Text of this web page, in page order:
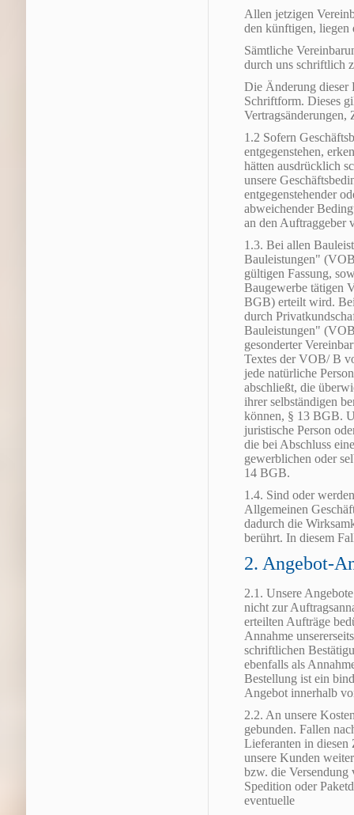
Allen jetzigen
den künftigen, liegen
Sämtliche
durch uns schriftlich
Die Änderung dieser
Schriftform. Dieses
Vertragsänderungen,
1.2 Sofern
entgegenstehen,
hätten ausdrücklich
unsere
entgegenstehender
abweichender
an den Auftraggeber
1.3. Bei allen
Bauleistungen"
gültigen Fassung,
Baugewerbe tätigen
BGB) erteilt wird.
durch
Bauleistungen"
gesonderter
Textes der VOB/ B
jede natürliche
abschließt, die
ihrer selbständigen
können, § 13 BGB.
juristische Person
die bei Abschluss
gewerblichen oder
14 BGB.
1.4. Sind oder
Allgemeinen
dadurch die
berührt. In diesem
2. Angebot-
2.1. Unsere
nicht zur
erteilten Aufträge
Annahme
schriftlichen
ebenfalls als
Bestellung ist ein
Angebot innerhalb
2.2. An unsere
gebunden. Fallen
Lieferanten in diesen
unsere Kunden
bzw. die Versendung
Spedition oder
eventuelle